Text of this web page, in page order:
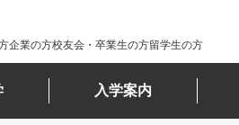
企業の方校友会・卒業生の方留学生の方
入学案内